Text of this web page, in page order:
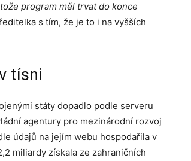
program měl trvat do konce
s tím, že je to i na vyšších
tísni
státy dopadlo podle serveru
agentury pro mezinárodní rozvoj
údajů na jejím webu hospodařila v
miliardy získala ze zahraničních